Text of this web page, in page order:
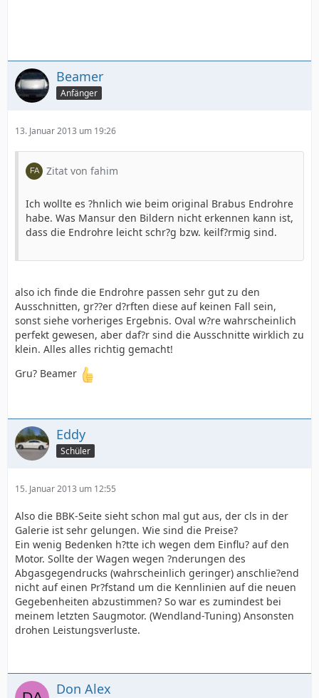
Beamer
Anfänger
13. Januar 2013 um 19:26
Zitat von fahim
Ich wollte es ?hnlich wie beim original Brabus Endrohre
habe. Was Mansur den Bildern nicht erkennen kann ist,
dass die Endrohre leicht schr?g bzw. keilf?rmig sind.
also ich finde die Endrohre passen sehr gut zu den
Ausschnitten, gr??er d?rften diese auf keinen Fall sein,
sonst siehe vorheriges Ergebnis. Oval w?re wahrscheinlich
perfekt gewesen, aber daf?r sind die Ausschnitte wirklich zu
klein. Alles alles richtig gemacht!
Gru? Beamer
Eddy
Schüler
15. Januar 2013 um 12:55
Also die BBK-Seite sieht schon mal gut aus, der cls in der
Galerie ist sehr gelungen. Wie sind die Preise?
Ein wenig Bedenken h?tte ich wegen dem Einflu? auf den
Motor. Sollte der Wagen wegen ?nderungen des
Abgasgegendrucks (wahrscheinlich geringer) anschlie?end
nicht auf einen Pr?fstand um die Kennlinien auf die neuen
Gegebenheiten abzustimmen? So war es zumindest bei
meinem letzten Saugmotor. (Wendland-Tuning) Ansonsten
drohen Leistungsverluste.
Don Alex